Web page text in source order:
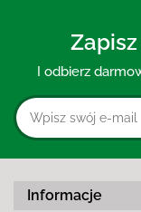
I odbierz
Informacje